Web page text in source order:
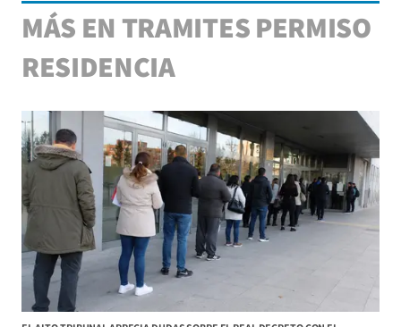
MÁS EN TRAMITES PERMISO
RESIDENCIA